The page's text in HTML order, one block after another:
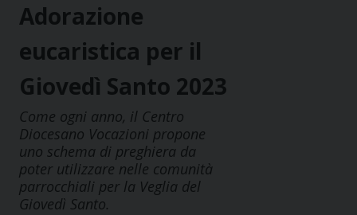
Adorazione
eucaristica per il
Giovedì Santo 2023
Come ogni anno, il Centro
Diocesano Vocazioni propone
uno schema di preghiera da
poter utilizzare nelle comunità
parrocchiali per la Veglia del
Giovedì Santo.